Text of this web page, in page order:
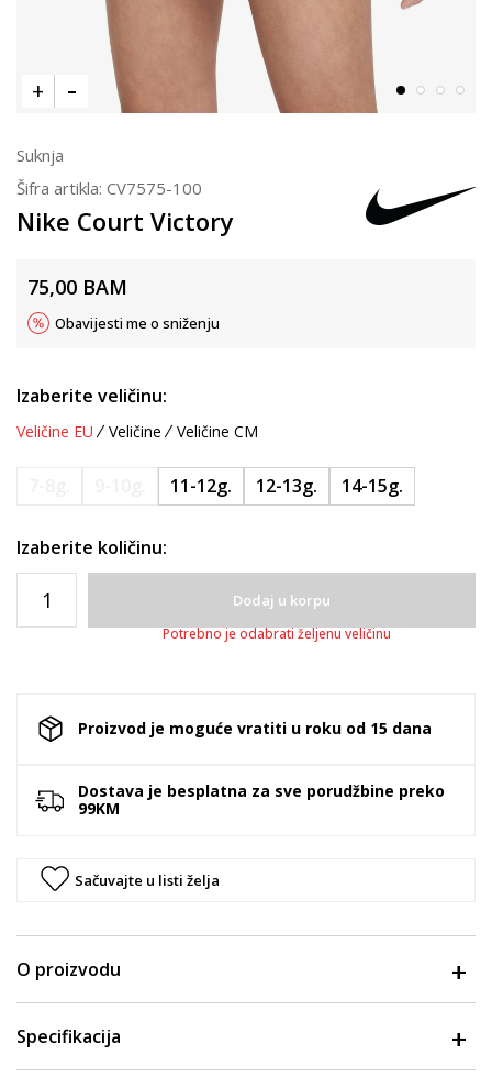
Suknja
Šifra artikla: CV7575-100
Nike Court Victory
75,00 BAM
Obavijesti me o sniženju
Izaberite veličinu:
Veličine EU Veličine Veličine CM
11-12g. 12-13g. 14-15g.
Izaberite količinu:
Dodaj u korpu
Potrebno je odabrati željenu veličinu
Proizvod je moguće vratiti u roku od 15 dana
Dostava je besplatna za sve porudžbine preko
99KM
Sačuvajte u listi želja
O proizvodu
Specifikacija